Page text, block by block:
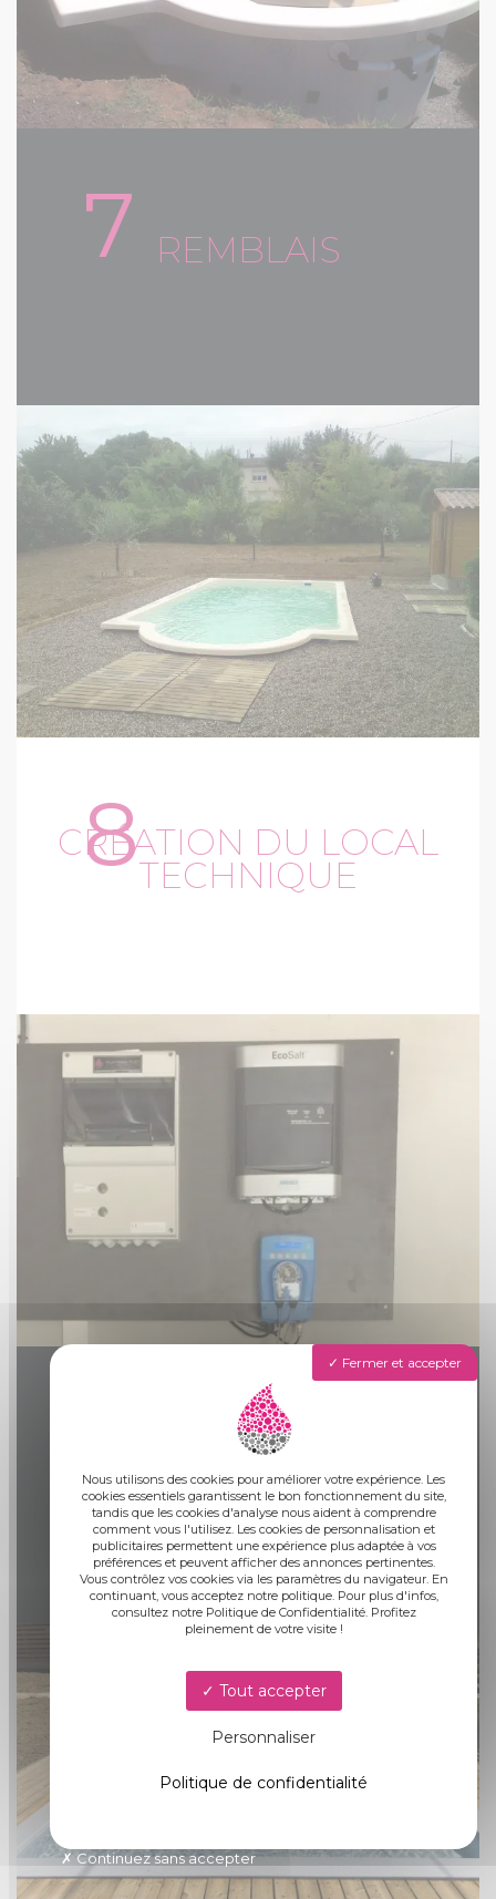
REMBLAIS
7
CRÉATION DU LOCAL
TECHNIQUE
8
MISE EN SERVICE ET
FORMATION
Fermer et accepter
Nous utilisons des cookies pour améliorer votre expérience. Les
cookies essentiels garantissent le bon fonctionnement du site,
tandis que les cookies d'analyse nous aident à comprendre
comment vous l'utilisez. Les cookies de personnalisation et
publicitaires permettent une expérience plus adaptée à vos
préférences et peuvent afficher des annonces pertinentes.
Vous contrôlez vos cookies via les paramètres du navigateur. En
continuant, vous acceptez notre politique. Pour plus d'infos,
consultez notre Politique de Confidentialité. Profitez
pleinement de votre visite !
Tout accepter
Personnaliser
Politique de confidentialité
Continuez sans accepter